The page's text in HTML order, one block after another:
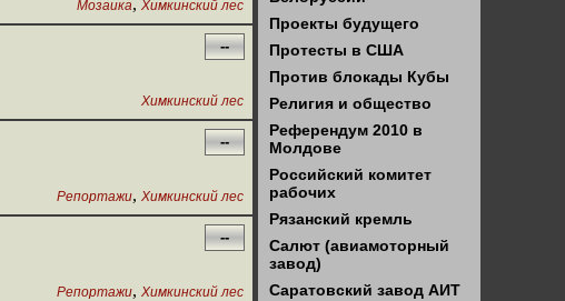
Мозаика, Химкинский лес
--
Химкинский лес
--
Репортажи, Химкинский лес
--
Репортажи, Химкинский лес
Проекты будущего
Протесты в США
Против блокады Кубы
Религия и общество
Референдум 2010 в
Молдове
Российский комитет
рабочих
Рязанский кремль
Салют (авиамоторный
завод)
Саратовский завод АИТ